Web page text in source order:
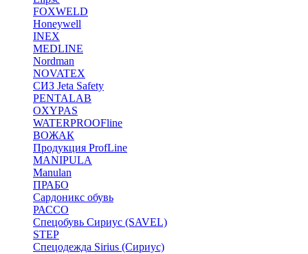
FOXWELD
Honeywell
INEX
MEDLINE
Nordman
NOVATEX
СИЗ Jeta Safety
PENTALAB
OXYPAS
WATERPROOFline
ВОЖАК
Продукция ProfLine
MANIPULA
Manulan
ПРАБО
Сардоникс обувь
РАССО
Спецобувь Сириус (SAVEL)
STEP
Спецодежда Sirius (Сириус)